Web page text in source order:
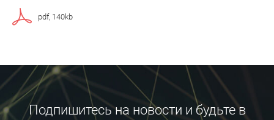
pdf, 140kb
Подпишитесь на новости и будьте в